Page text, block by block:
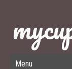
Menu